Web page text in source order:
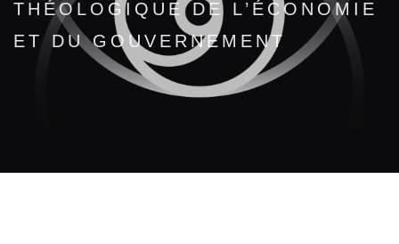
THÉOLOGIQUE DE L’ÉCONOMIE
ET DU GOUVERNEMENT